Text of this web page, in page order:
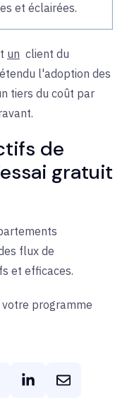
et éclairées.
un client du
l'adoption des
tiers du coût par
de
gratuit
flux de
et efficaces.
programme